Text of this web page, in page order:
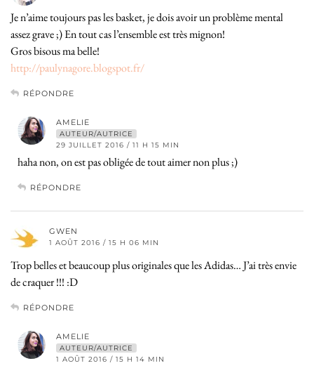
Je n’aime toujours pas les basket, je dois avoir un problème mental
assez grave ;) En tout cas l’ensemble est très mignon!
Gros bisous ma belle!
http://paulynagore.blogspot.fr/
RÉPONDRE
AMELIE
AUTEUR/AUTRICE
29 JUILLET 2016 / 11 H 15 MIN
haha non, on est pas obligée de tout aimer non plus ;)
RÉPONDRE
GWEN
1 AOÛT 2016 / 15 H 06 MIN
Trop belles et beaucoup plus originales que les Adidas… J’ai très envie
de craquer !!! :D
RÉPONDRE
AMELIE
AUTEUR/AUTRICE
1 AOÛT 2016 / 15 H 14 MIN